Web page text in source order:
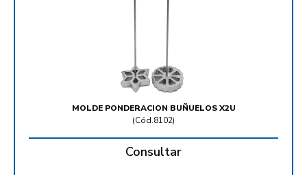
MOLDE PONDERACION BUÑUELOS X2U
(Cód.8102)
Consultar